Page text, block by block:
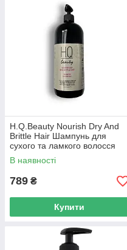
H.Q.Beauty Nourish Dry And
Brittle Hair Шампунь для
сухого та ламкого волосся
950мл
В наявності
789 ₴
Купити